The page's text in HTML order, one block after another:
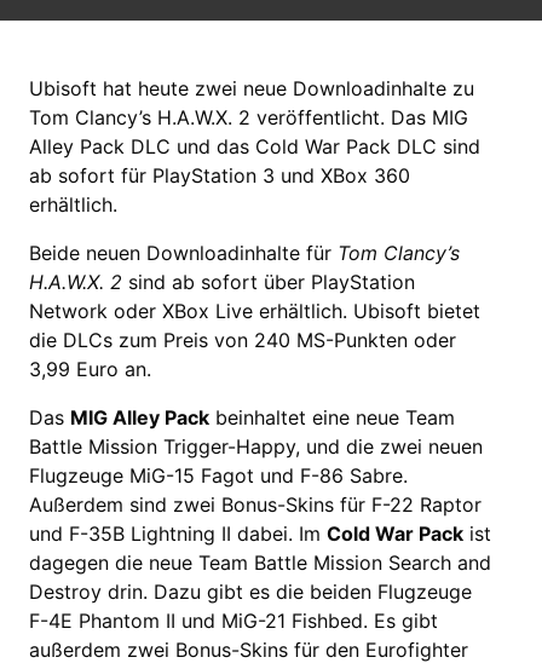
Ubisoft hat heute zwei neue Downloadinhalte zu
Tom Clancy’s H.A.W.X. 2 veröffentlicht. Das MIG
Alley Pack DLC und das Cold War Pack DLC sind
ab sofort für PlayStation 3 und XBox 360
erhältlich.
Beide neuen Downloadinhalte für Tom Clancy’s
H.A.W.X. 2 sind ab sofort über PlayStation
Network oder XBox Live erhältlich. Ubisoft bietet
die DLCs zum Preis von 240 MS-Punkten oder
3,99 Euro an.
Das MIG Alley Pack beinhaltet eine neue Team
Battle Mission Trigger-Happy, und die zwei neuen
Flugzeuge MiG-15 Fagot und F-86 Sabre.
Außerdem sind zwei Bonus-Skins für F-22 Raptor
und F-35B Lightning II dabei. Im Cold War Pack ist
dagegen die neue Team Battle Mission Search and
Destroy drin. Dazu gibt es die beiden Flugzeuge
F-4E Phantom II und MiG-21 Fishbed. Es gibt
außerdem zwei Bonus-Skins für den Eurofighter